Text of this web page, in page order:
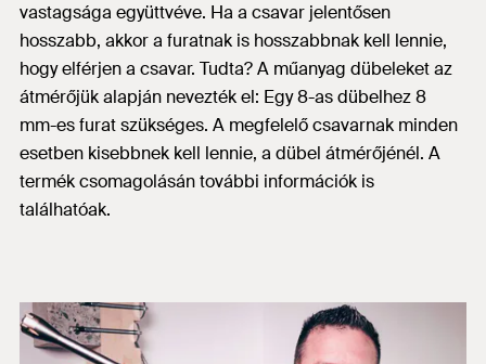
vastagsága együttvéve. Ha a csavar jelentősen
hosszabb, akkor a furatnak is hosszabbnak kell lennie,
hogy elférjen a csavar. Tudta? A műanyag dübeleket az
átmérőjük alapján nevezték el: Egy 8-as dübelhez 8
mm-es furat szükséges. A megfelelő csavarnak minden
esetben kisebbnek kell lennie, a dübel átmérőjénél. A
termék csomagolásán további információk is
találhatóak.